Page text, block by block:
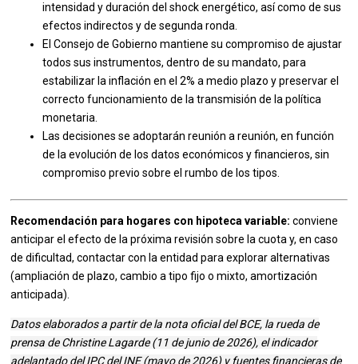
intensidad y duración del shock energético, así como de sus
efectos indirectos y de segunda ronda.
El Consejo de Gobierno mantiene su compromiso de ajustar
todos sus instrumentos, dentro de su mandato, para
estabilizar la inflación en el 2% a medio plazo y preservar el
correcto funcionamiento de la transmisión de la política
monetaria.
Las decisiones se adoptarán reunión a reunión, en función
de la evolución de los datos económicos y financieros, sin
compromiso previo sobre el rumbo de los tipos.
Recomendación para hogares con hipoteca variable: conviene
anticipar el efecto de la próxima revisión sobre la cuota y, en caso
de dificultad, contactar con la entidad para explorar alternativas
(ampliación de plazo, cambio a tipo fijo o mixto, amortización
anticipada).
Datos elaborados a partir de la nota oficial del BCE, la rueda de
prensa de Christine Lagarde (11 de junio de 2026), el indicador
adelantado del IPC del INE (mayo de 2026) y fuentes financieras de